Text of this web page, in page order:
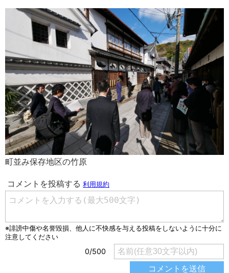
町並み保存地区の竹原